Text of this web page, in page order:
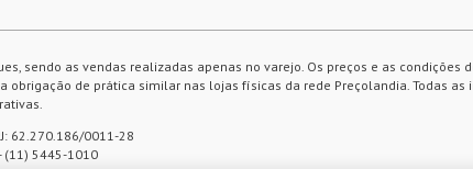
sendo as vendas realizadas apenas no varejo. Os preços e as condições
de prática similar nas lojas físicas da rede Preçolandia. Todas as
62.270.186/0011-28
(11) 5445-1010